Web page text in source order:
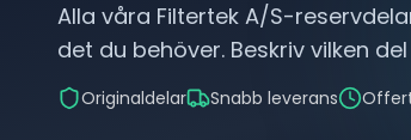
Alla våra Filtertek A/S-
det du behöver. Beskriv vilken
Originaldelar Snabb leverans